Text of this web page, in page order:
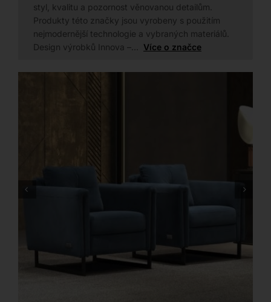
styl, kvalitu a pozornost věnovanou detailům.
Produkty této značky jsou vyrobeny s použitím
nejmodernější technologie a vybraných materiálů.
Design výrobků Innova –… Více o značce